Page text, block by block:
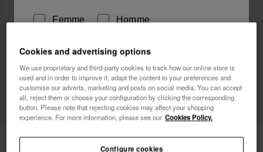
Havaianas Charms Top Alphabet 3,90 €
Femme Homme
Je souhaite recevoir des communications
commerciales par tout moyen. J'ai lu et j'accepte la
Politique de Confidentialité.
je veux 10% de
réduction
Cookies and advertising options
We use proprietary and third-party cookies to track how our online store is
used and in order to improve it, adapt the content to your preferences and
customise our adverts, marketing and posts on social media. You can accept
all, reject them or choose your configuration by clicking the corresponding
button. Please note that rejecting cookies may affect your shopping
experience. For more information, please see our Cookies Policy.
Configure cookies